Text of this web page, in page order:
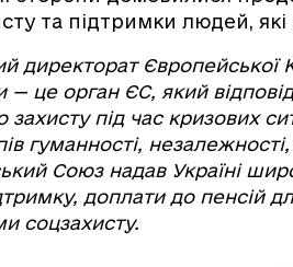
та підтримки людей,
директорат Європейської
— це орган ЄС, який
захисту під час кризових
гуманності,
Союз надав Україні
доплати до пенсій
соцзахисту.